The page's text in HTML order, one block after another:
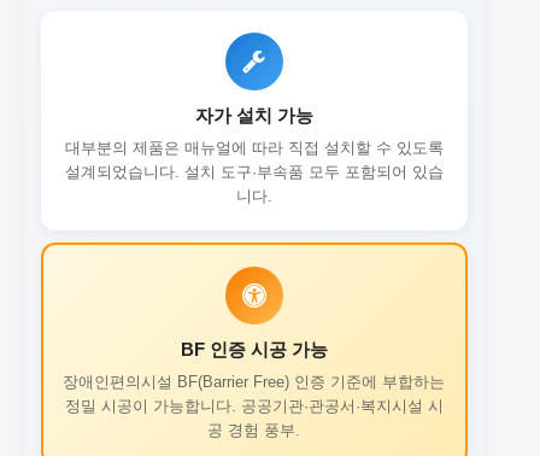
자가 설치 가능
대부분의 제품은 매뉴얼에 따라 직접 설치할 수 있도록
설계되었습니다. 설치 도구·부속품 모두 포함되어 있습
니다.
BF 인증 시공 가능
장애인편의시설 BF(Barrier Free) 인증 기준에 부합하는
정밀 시공이 가능합니다. 공공기관·관공서·복지시설 시
공 경험 풍부.